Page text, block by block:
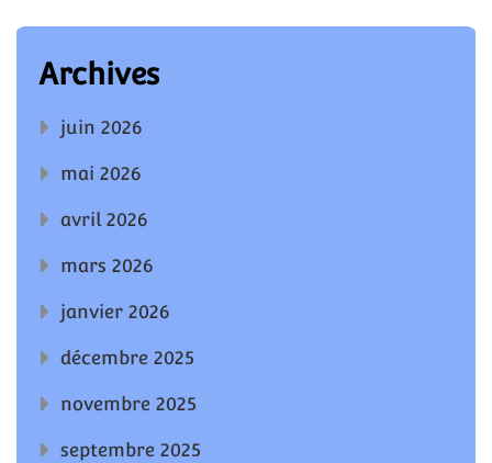
Archives
juin 2026
mai 2026
avril 2026
mars 2026
janvier 2026
décembre 2025
novembre 2025
septembre 2025